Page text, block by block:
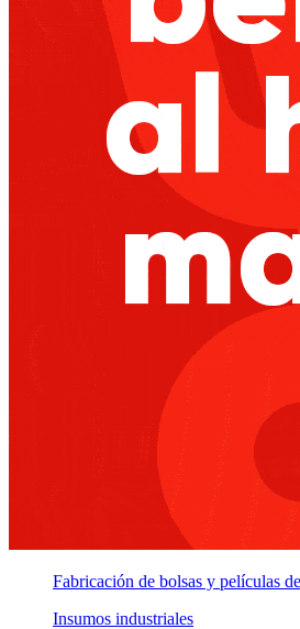
Fabricación de bolsas y películas
Insumos industriales